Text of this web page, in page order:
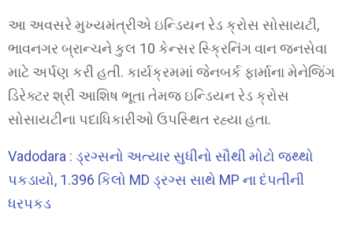
આ અવસરે મુખ્યમંત્રીએ ઇન્ડિયન રેડ ક્રોસ સોસાયટી,
ભાવનગર બ્રાન્ચને કુલ 10 કેન્સર સ્ક્રિનિંગ વાન જનસેવા
માટે અર્પણ કરી હતી. કાર્યક્રમમાં જેનબર્ક ફાર્માના મેનેજિંગ
ડિરેક્ટર શ્રી આશિષ ભૂતા તેમજ ઇન્ડિયન રેડ ક્રોસ
સોસાયટીના પદાધિકારીઓ ઉપસ્થિત રહ્યા હતા.
Vadodara : ડ્રગ્સનો અત્યાર સુધીનો સૌથી મોટો જથ્થો
પકડાયો, 1.396 કિલો MD ડ્રગ્સ સાથે MP ના દંપતીની
ધરપકડ